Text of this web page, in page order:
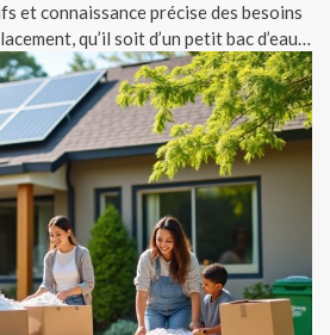
et connaissance précise des besoins
qu’il soit d’un petit bac d’eau…